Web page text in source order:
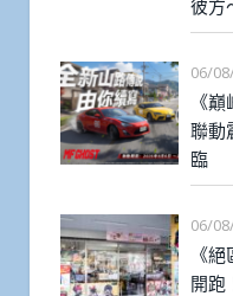
彼方
06/
《
聯動
臨
06/
《
開跑